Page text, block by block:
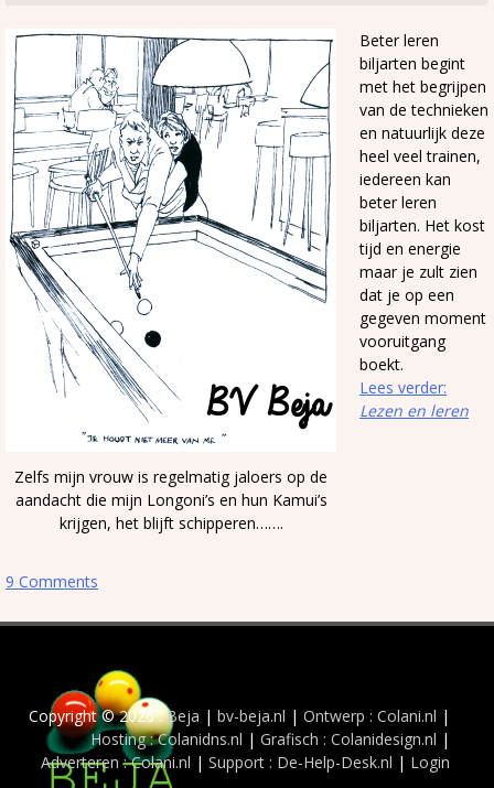
Zelfs mijn vrouw is regelmatig jaloers op de
aandacht die mijn Longoni’s en hun Kamui’s
krijgen, het blijft schipperen…….
Beter leren
biljarten begint
met het begrijpen
van de technieken
en natuurlijk deze
heel veel trainen,
iedereen kan
beter leren
biljarten. Het kost
tijd en energie
maar je zult zien
dat je op een
gegeven moment
vooruitgang
boekt.
Lees verder:
Lezen en leren
9 Comments
Copyright © 2026 :Beja | bv-beja.nl | Ontwerp : Colani.nl |
Hosting : Colanidns.nl | Grafisch : Colanidesign.nl |
Adverteren : Colani.nl | Support : De-Help-Desk.nl | Login